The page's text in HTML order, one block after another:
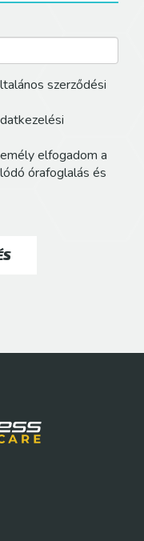
szerződési
elfogadom a
órafoglalás és